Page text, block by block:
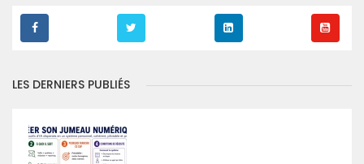
LES DERNIERS PUBLIÉS